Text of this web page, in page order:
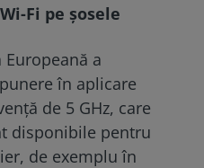
Fi pe șosele
Europeană a
în aplicare
de 5 GHz, care
disponibile pentru
de exemplu în